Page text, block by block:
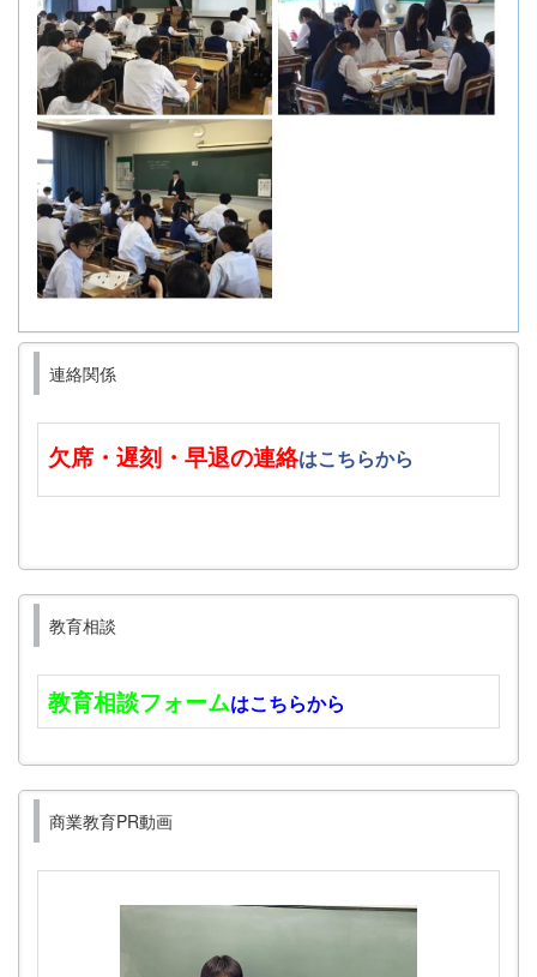
連絡関係
欠席・遅刻・早退の連絡はこちらから
教育相談
教育相談フォームはこちらから
商業教育PR動画